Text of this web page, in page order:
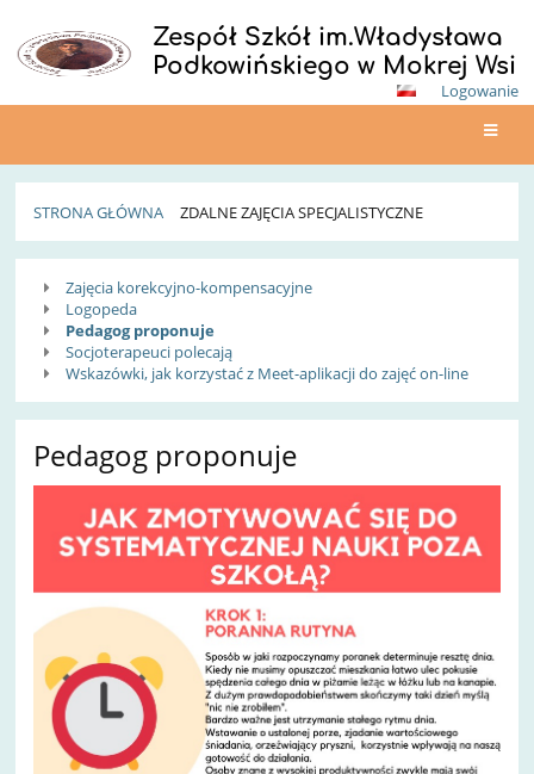
Zespół Szkół im.Władysława
Podkowińskiego w Mokrej Wsi
Logowanie
STRONA GŁÓWNA ZDALNE ZAJĘCIA SPECJALISTYCZNE
Zdalne
zajęcia
specjalistyczne
Zajęcia korekcyjno-kompensacyjne
Logopeda
Pedagog proponuje
Socjoterapeuci polecają
Wskazówki, jak korzystać z Meet-aplikacji do zajęć on-line
Pedagog proponuje